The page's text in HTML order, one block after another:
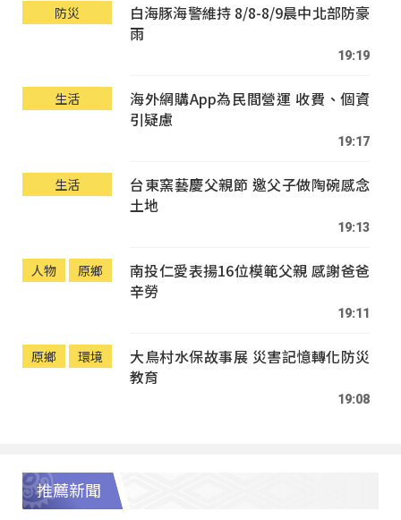
防災
白海豚海警維持 8/8-8/9晨中北部防豪
雨
19:19
生活
海外網購App為民間營運 收費、個資
引疑慮
19:17
生活
台東窯藝慶父親節 邀父子做陶碗感念
土地
19:13
人物 原鄉
南投仁愛表揚16位模範父親 感謝爸爸
辛勞
19:11
原鄉 環境
大鳥村水保故事展 災害記憶轉化防災
教育
19:08
推薦新聞